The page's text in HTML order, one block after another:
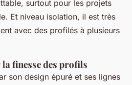
surtout pour les projets
Et niveau isolation, il est très
avec des profilés à plusieurs
finesse des profils
son design épuré et ses lignes